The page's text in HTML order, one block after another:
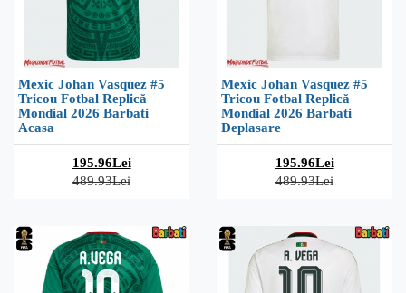
Mexic Johan Vasquez #5
Tricou Fotbal Replică
Mondial 2026 Barbati
Acasa
195.96Lei
489.93Lei
Mexic Johan Vasquez #5
Tricou Fotbal Replică
Mondial 2026 Barbati
Deplasare
195.96Lei
489.93Lei